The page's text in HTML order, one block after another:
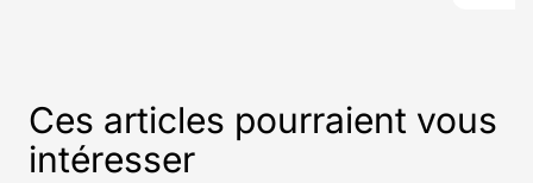
Ces articles pourraient vous
intéresser